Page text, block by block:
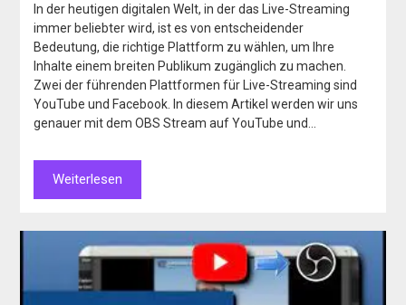
In der heutigen digitalen Welt, in der das Live-Streaming
immer beliebter wird, ist es von entscheidender
Bedeutung, die richtige Plattform zu wählen, um Ihre
Inhalte einem breiten Publikum zugänglich zu machen.
Zwei der führenden Plattformen für Live-Streaming sind
YouTube und Facebook. In diesem Artikel werden wir uns
genauer mit dem OBS Stream auf YouTube und…
Weiterlesen